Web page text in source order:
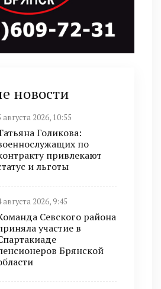
новости
августа 2026, 10:55
Голикова:
по
привлекают
и льготы
августа 2026, 9:45
Севского района
участие в
Брянской